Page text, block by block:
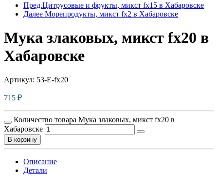
Пред.Цитрусовые и фрукты, микст fx15 в Хабаровске
Далее Морепродукты, микст fx2 в Хабаровске
Мука злаковых, микст fx20 в
Хабаровске
Артикул: 53-E-fx20
715 ₽
Количество товара Мука злаковых, микст fx20 в
Хабаровске
В корзину
Описание
Детали